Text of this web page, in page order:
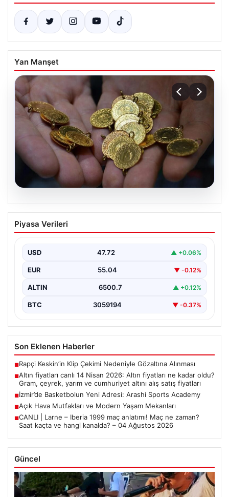
Yan Manşet
05.08.2026
Altın fiyatları canlı 14 Nisan 2026: Altın
fiyatları ne kadar oldu? Gram, çeyrek,
fiyatları
Piyasa Verileri
USD 47.72 ▲ +0.06%
EUR 55.04 ▼ -0.12%
ALTIN 6500.7 ▲ +0.12%
BTC 3059194 ▼ -0.37%
Son Eklenen Haberler
■Rapçi Keskin’in Klip Çekimi Nedeniyle Gözaltına Alınması
■Altın fiyatları canlı 14 Nisan 2026: Altın fiyatları ne kadar oldu?
Gram, çeyrek, yarım ve cumhuriyet altını alış satış fiyatları
■İzmir’de Basketbolun Yeni Adresi: Arashi Sports Academy
■Açık Hava Mutfakları ve Modern Yaşam Mekanları
■CANLI | Larne – Iberia 1999 maç anlatımı! Maç ne zaman?
Saat kaçta ve hangi kanalda? – 04 Ağustos 2026
Güncel